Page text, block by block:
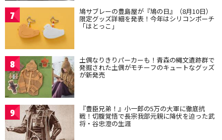
7 鳩サブレーの豊島屋が『鳩の日』（8月10日）
限定グッズ詳細を発表！今年はシリコンポーチ
「はとっこ」
8 土偶なりきりパーカーも！青森の縄文遺跡群で
発掘された土偶がモチーフのキュートなグッズ
が新発売
9 『豊臣兄弟！』小一郎の5万の大軍に徹底抗
戦！切腹覚悟で長宗我部元親に降伏を迫った武
将・谷忠澄の生涯